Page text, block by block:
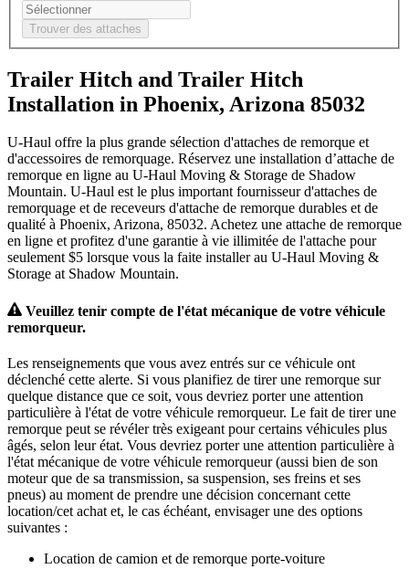
Trouver des attaches
Trailer Hitch and Trailer Hitch
Installation in Phoenix, Arizona 85032
U-Haul offre la plus grande sélection d'attaches de remorque et
d'accessoires de remorquage. Réservez une installation d’attache de
remorque en ligne au U-Haul Moving & Storage de Shadow
Mountain. U-Haul est le plus important fournisseur d'attaches de
remorquage et de receveurs d'attache de remorque durables et de
qualité à Phoenix, Arizona, 85032. Achetez une attache de remorque
en ligne et profitez d'une garantie à vie illimitée de l'attache pour
seulement $5 lorsque vous la faite installer au U-Haul Moving &
Storage at Shadow Mountain.
Veuillez tenir compte de l'état mécanique de votre véhicule
remorqueur.
Les renseignements que vous avez entrés sur ce véhicule ont
déclenché cette alerte. Si vous planifiez de tirer une remorque sur
quelque distance que ce soit, vous devriez porter une attention
particulière à l'état de votre véhicule remorqueur. Le fait de tirer une
remorque peut se révéler très exigeant pour certains véhicules plus
âgés, selon leur état. Vous devriez porter une attention particulière à
l'état mécanique de votre véhicule remorqueur (aussi bien de son
moteur que de sa transmission, sa suspension, ses freins et ses
pneus) au moment de prendre une décision concernant cette
location/cet achat et, le cas échéant, envisager une des options
suivantes :
Location de camion et de remorque porte-voiture